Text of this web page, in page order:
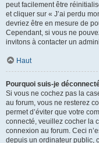
peut facilement être
et cliquer sur « J’ai perdu
devriez être en mesure de
Cependant, si vous ne
invitons à contacter un
Haut
Pourquoi suis-je
Si vous ne cochez pas la
au forum, vous ne resterez
permet d’éviter que votre
connecté, veuillez cocher la
connexion au forum. Ceci
depuis un ordinateur public,